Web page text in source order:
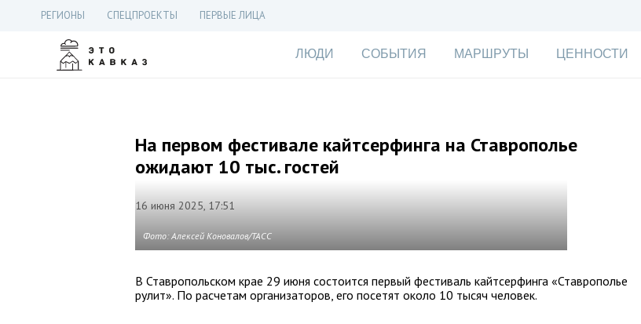
РЕГИОНЫ СПЕЦПРОЕКТЫ ПЕРВЫЕ ЛИЦА
ЛЮДИ СОБЫТИЯ МАРШРУТЫ ЦЕННОСТИ
На первом фестивале кайтсерфинга на Ставрополье
ожидают 10 тыс. гостей
16 июня 2025, 17:51
Фото: Алексей Коновалов/ТАСС
В Ставропольском крае 29 июня состоится первый фестиваль кайтсерфинга «Ставрополье
рулит». По расчетам организаторов, его посетят около 10 тысяч человек.